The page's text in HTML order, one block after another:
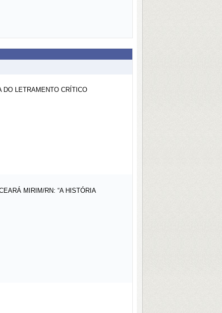
LETRAMENTO CRÍTICO
MIRIM/RN: “A HISTÓRIA